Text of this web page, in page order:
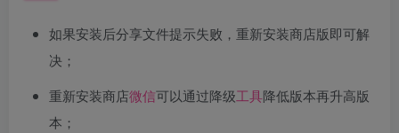
如果安装后分享文件提示失败，重新安装商店版即可解
决；
重新安装商店微信可以通过降级工具降低版本再升高版
本；